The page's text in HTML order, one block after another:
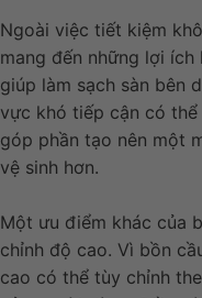
Ngoài việc tiết kiệm
mang đến những lợi
giúp làm sạch sàn bên
vực khó tiếp cận có
góp phần tạo nên một
vệ sinh hơn.
Một ưu điểm khác của
chỉnh độ cao. Vì bồn
cao có thể tùy chỉnh